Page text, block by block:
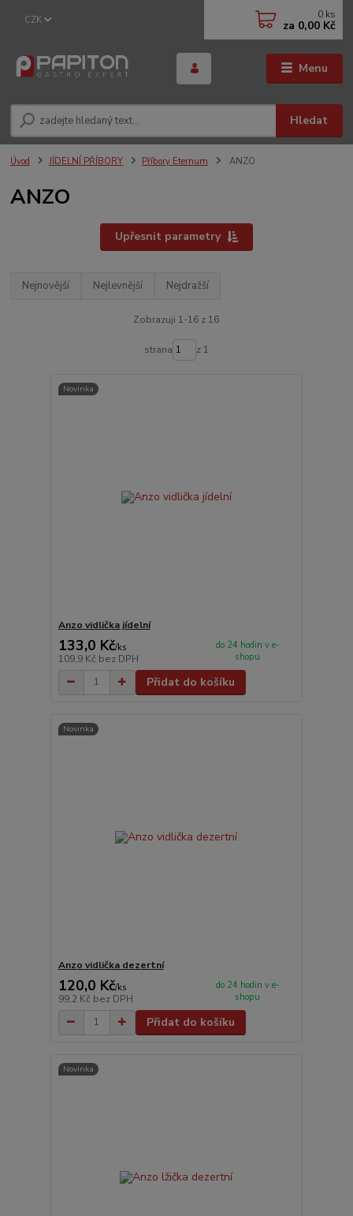
Menu
CZK
Hledat
0 ks
za 0,00 Kč
Úvod JÍDELNÍ PŘÍBORY Příbory Eternum ANZO
ANZO
Upřesnit parametry
Nejnovější Nejlevnější Nejdražší
Zobrazuji 1-16 z 16
strana z 1
Novinka
Anzo vidlička jídelní
133,0 Kč/ks
109,9 Kč bez DPH
do 24 hodin v e-
shopu
Přidat do košíku
Novinka
Anzo vidlička dezertní
120,0 Kč/ks
99,2 Kč bez DPH
do 24 hodin v e-
shopu
Přidat do košíku
Novinka